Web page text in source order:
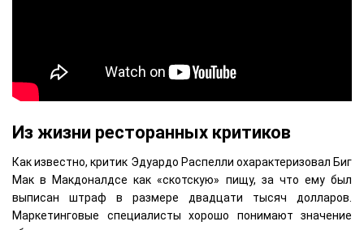
Из жизни ресторанных критиков
Как известно, критик Эдуардо Распелли охарактеризовал Биг
Мак в Макдоналдсе как «скотскую» пищу, за что ему был
выписан штраф в размере двадцати тысяч долларов.
Маркетинговые специалисты хорошо понимают значение